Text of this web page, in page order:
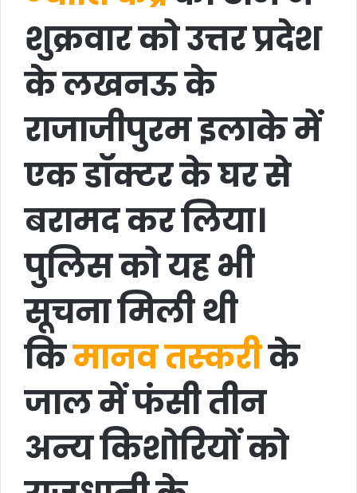
शुक्रवार को उत्तर प्रदेश
के लखनऊ के
राजाजीपुरम इलाके में
एक डॉक्टर के घर से
बरामद कर लिया।
पुलिस को यह भी
सूचना मिली थी
किमानव तस्करीके
जाल में फंसी तीन
अन्य किशोरियों को